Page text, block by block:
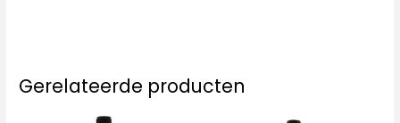
Gerelateerde producten